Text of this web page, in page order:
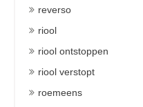
reverso
riool
riool ontstoppen
riool verstopt
roemeens